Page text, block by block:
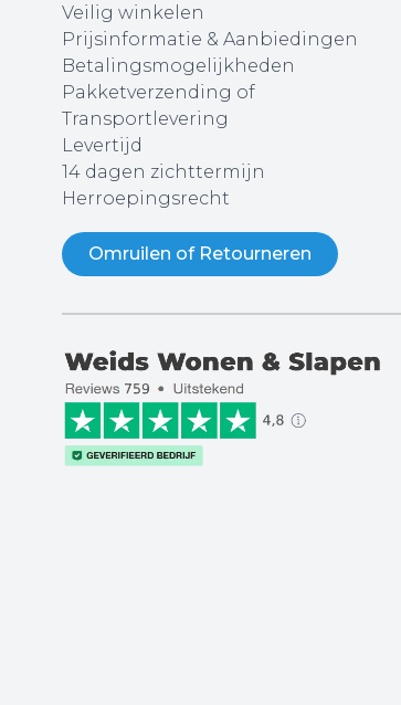
Veilig winkelen
Prijsinformatie & Aanbiedingen
Betalingsmogelijkheden
Pakketverzending of
Transportlevering
Levertijd
14 dagen zichttermijn
Herroepingsrecht
Omruilen of Retourneren